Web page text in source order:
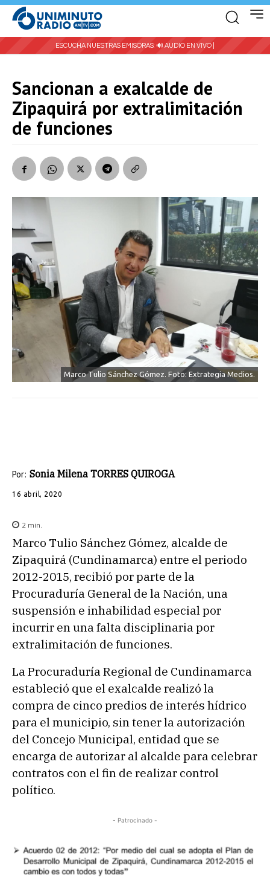
ESCUCHA NUESTRAS EMISORAS: 🔊 AUDIO EN VIVO |
Sancionan a exalcalde de
Zipaquirá por extralimitación
de funciones
Marco Tulio Sánchez Gómez. Foto: Extrategia Medios.
Por: Sonia Milena TORRES QUIROGA
16 abril, 2020
2 min.
Marco Tulio Sánchez Gómez, alcalde de
Zipaquirá (Cundinamarca) entre el periodo
2012-2015, recibió por parte de la
Procuraduría General de la Nación, una
suspensión e inhabilidad especial por
incurrir en una falta disciplinaria por
extralimitación de funciones.
La Procuraduría Regional de Cundinamarca
estableció que el exalcalde realizó la
compra de cinco predios de interés hídrico
para el municipio, sin tener la autorización
del Concejo Municipal, entidad que se
encarga de autorizar al alcalde para celebrar
contratos con el fin de realizar control
político.
- Patrocinado -